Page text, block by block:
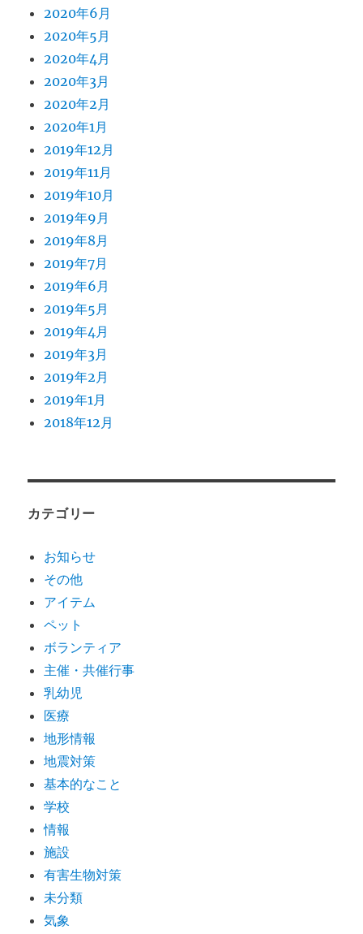
2020年6月
2020年5月
2020年4月
2020年3月
2020年2月
2020年1月
2019年12月
2019年11月
2019年10月
2019年9月
2019年8月
2019年7月
2019年6月
2019年5月
2019年4月
2019年3月
2019年2月
2019年1月
2018年12月
カテゴリー
お知らせ
その他
アイテム
ペット
ボランティア
主催・共催行事
乳幼児
医療
地形情報
地震対策
基本的なこと
学校
情報
施設
有害生物対策
未分類
気象